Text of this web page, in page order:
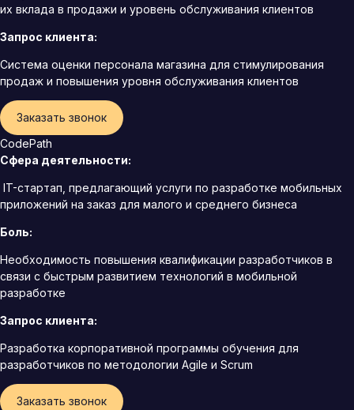
их вклада в продажи и уровень обслуживания клиентов
Запрос клиента:
Система оценки персонала магазина для стимулирования
продаж и повышения уровня обслуживания клиентов
Заказать звонок
CodePath
Сфера деятельности:
IT-стартап, предлагающий услуги по разработке мобильных
приложений на заказ для малого и среднего бизнеса
Боль:
Необходимость повышения квалификации разработчиков в
связи с быстрым развитием технологий в мобильной
разработке
Запрос клиента:
Разработка корпоративной программы обучения для
разработчиков по методологии Agile и Scrum
Заказать звонок